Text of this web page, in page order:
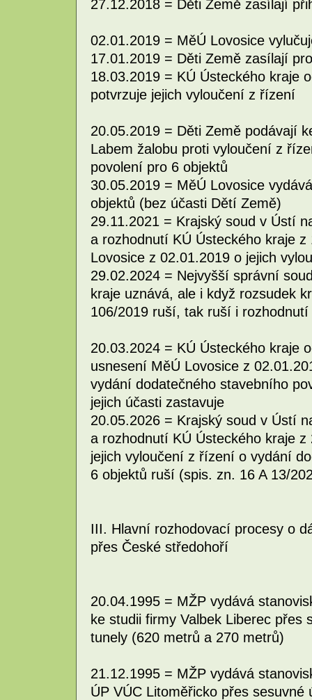
27.12.2018 = Děti Země zasílají
02.01.2019 = MěÚ Lovosice
17.01.2019 = Děti Země zasílají
18.03.2019 = KÚ Ústeckého kraje
potvrzuje jejich vyloučení z řízení
20.05.2019 = Děti Země podávají
Labem žalobu proti vyloučení z
povolení pro 6 objektů
30.05.2019 = MěÚ Lovosice
objektů (bez účasti Dětí Země)
29.11.2021 = Krajský soud v Ústí
a rozhodnutí KÚ Ústeckého kraje
Lovosice z 02.01.2019 o jejich
29.02.2024 = Nejvyšší správní
kraje uznává, ale i když rozsudek
106/2019 ruší, tak ruší i
20.03.2024 = KÚ Ústeckého kraje
usnesení MěÚ Lovosice z
vydání dodatečného stavebního
jejich účasti zastavuje
20.05.2026 = Krajský soud v Ústí
a rozhodnutí KÚ Ústeckého kraje
jejich vyloučení z řízení o vydání
6 objektů ruší (spis. zn. 16 A 13/
III. Hlavní rozhodovací procesy o
přes České středohoří
20.04.1995 = MŽP vydává
ke studii firmy Valbek Liberec
tunely (620 metrů a 270 metrů)
21.12.1995 = MŽP vydává
ÚP VÚC Litoměřicko přes